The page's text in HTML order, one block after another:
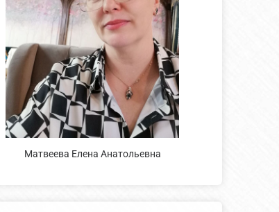
Матвеева Елена Анатольевна